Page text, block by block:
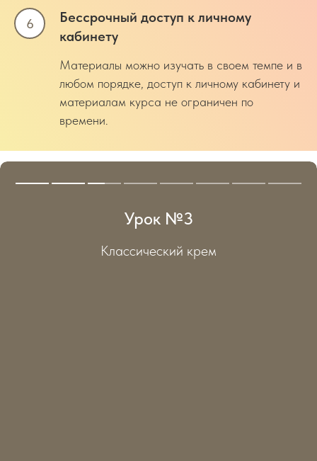
Бессрочный доступ к личному
кабинету
Материалы можно изучать в своем темпе и в
любом порядке, доступ к личному кабинету и
материалам курса не ограничен по
времени.